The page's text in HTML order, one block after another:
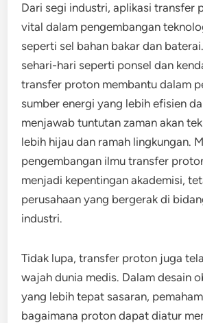
Dari segi industri, aplikasi transfer
vital dalam pengembangan
seperti sel bahan bakar dan
sehari-hari seperti ponsel dan
transfer proton membantu dalam
sumber energi yang lebih efisien
menjawab tuntutan zaman akan
lebih hijau dan ramah lingkungan.
pengembangan ilmu transfer
menjadi kepentingan akademisi,
perusahaan yang bergerak di
industri.
Tidak lupa, transfer proton juga
wajah dunia medis. Dalam desain
yang lebih tepat sasaran,
bagaimana proton dapat diatur